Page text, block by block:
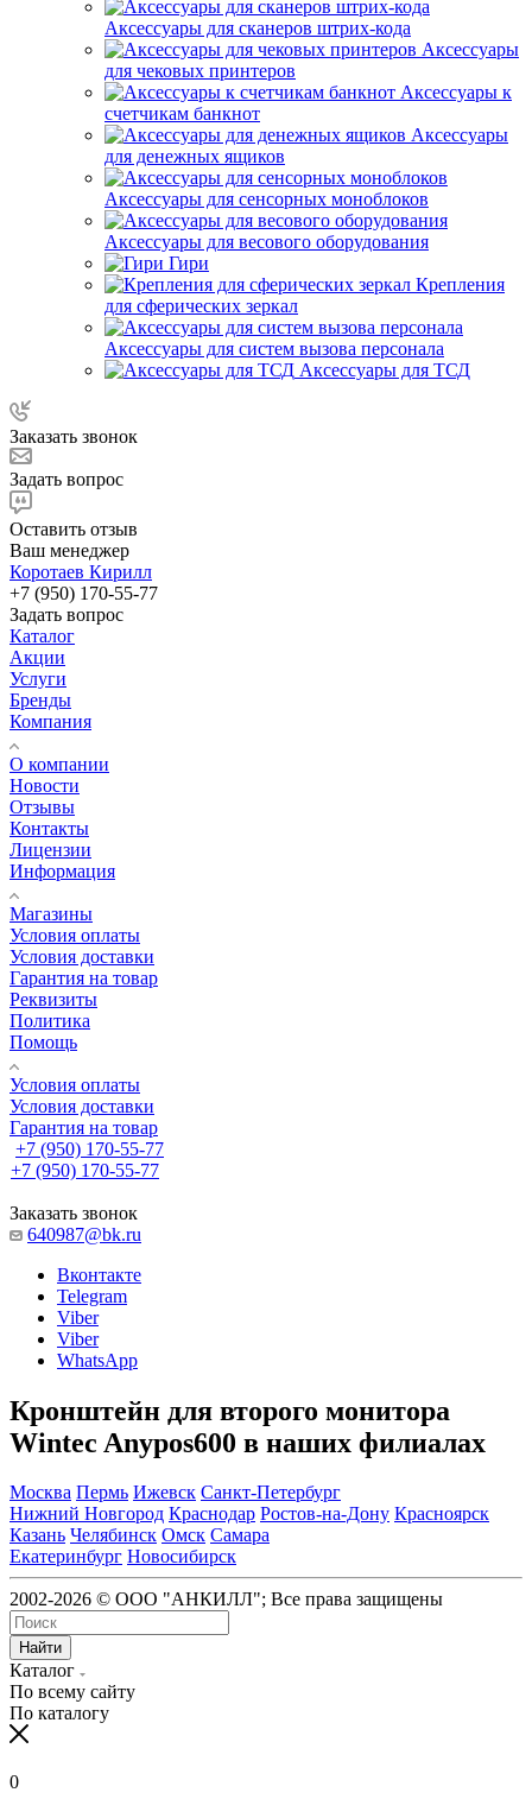
Аксессуары для сканеров штрих-кода
Аксессуары
для чековых принтеров
Аксессуары к
счетчикам банкнот
Аксессуары
для денежных ящиков
Аксессуары для сенсорных моноблоков
Аксессуары для весового оборудования
Гири
Крепления
для сферических зеркал
Аксессуары для систем вызова персонала
Аксессуары для ТСД
Заказать звонок
Задать вопрос
Оставить отзыв
Ваш менеджер
Коротаев Кирилл
+7 (950) 170-55-77
Задать вопрос
Каталог
Акции
Услуги
Бренды
Компания
О компании
Новости
Отзывы
Контакты
Лицензии
Информация
Магазины
Условия оплаты
Условия доставки
Гарантия на товар
Реквизиты
Политика
Помощь
Условия оплаты
Условия доставки
Гарантия на товар
+7 (950) 170-55-77
+7 (950) 170-55-77
Заказать звонок
640987@bk.ru
Вконтакте
Telegram
Viber
Viber
WhatsApp
Кронштейн для второго монитора
Wintec Anypos600 в наших филиалах
Москва Пермь Ижевск Санкт-Петербург
Нижний Новгород Краснодар Ростов-на-Дону Красноярск
Казань Челябинск Омск Самара
Екатеринбург Новосибирск
2002-2026 © ООО "АНКИЛЛ"; Все права защищены
Найти
Каталог
По всему сайту
По каталогу
0